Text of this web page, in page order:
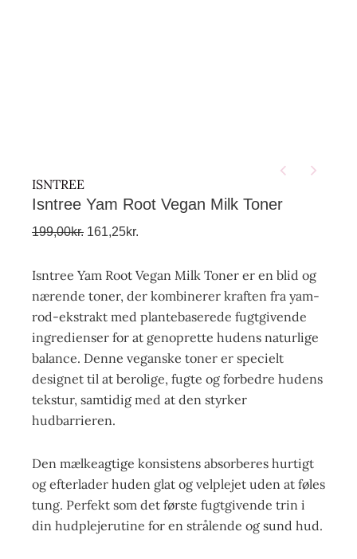
ISNTREE
Isntree Yam Root Vegan Milk Toner
199,00kr. 161,25kr.
Isntree Yam Root Vegan Milk Toner er en blid og
nærende toner, der kombinerer kraften fra yam-
rod-ekstrakt med plantebaserede fugtgivende
ingredienser for at genoprette hudens naturlige
balance. Denne veganske toner er specielt
designet til at berolige, fugte og forbedre hudens
tekstur, samtidig med at den styrker
hudbarrieren.
Den mælkeagtige konsistens absorberes hurtigt
og efterlader huden glat og velplejet uden at føles
tung. Perfekt som det første fugtgivende trin i
din hudplejerutine for en strålende og sund hud.